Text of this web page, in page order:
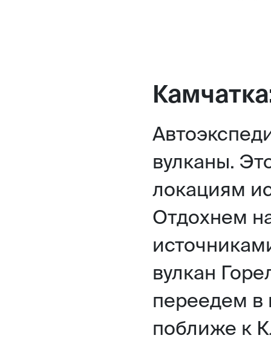
вулканы.
локациям
Отдохнем
вулкан
переедем в
поближе к